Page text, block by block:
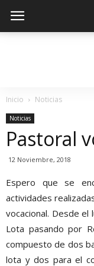
Inicio Noticias
Noticias
Pastoral
12 Noviembre, 2018
Espero que se
actividades
vocacional. Desde el
Lota pasando por
compuesto de dos
lota y dos para el